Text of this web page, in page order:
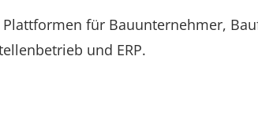
Plattformen für Bauunternehmer,
und ERP.